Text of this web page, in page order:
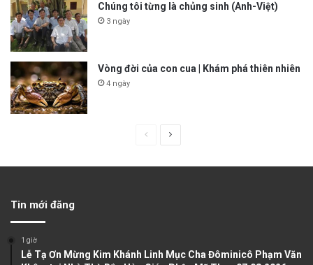
Chúng tôi từng là chủng sinh (Anh-Việt)
3 ngày
Vòng đời của con cua | Khám phá thiên nhiên
4 ngày
u
g
Tin mới đăng
1 giờ
Lễ Tạ Ơn Mừng Kim Khánh Linh Mục Cha Đôminicô Phạm Văn